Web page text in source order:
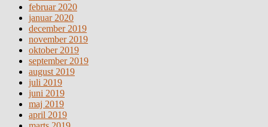
februar 2020
januar 2020
december 2019
november 2019
oktober 2019
september 2019
august 2019
juli 2019
juni 2019
maj 2019
april 2019